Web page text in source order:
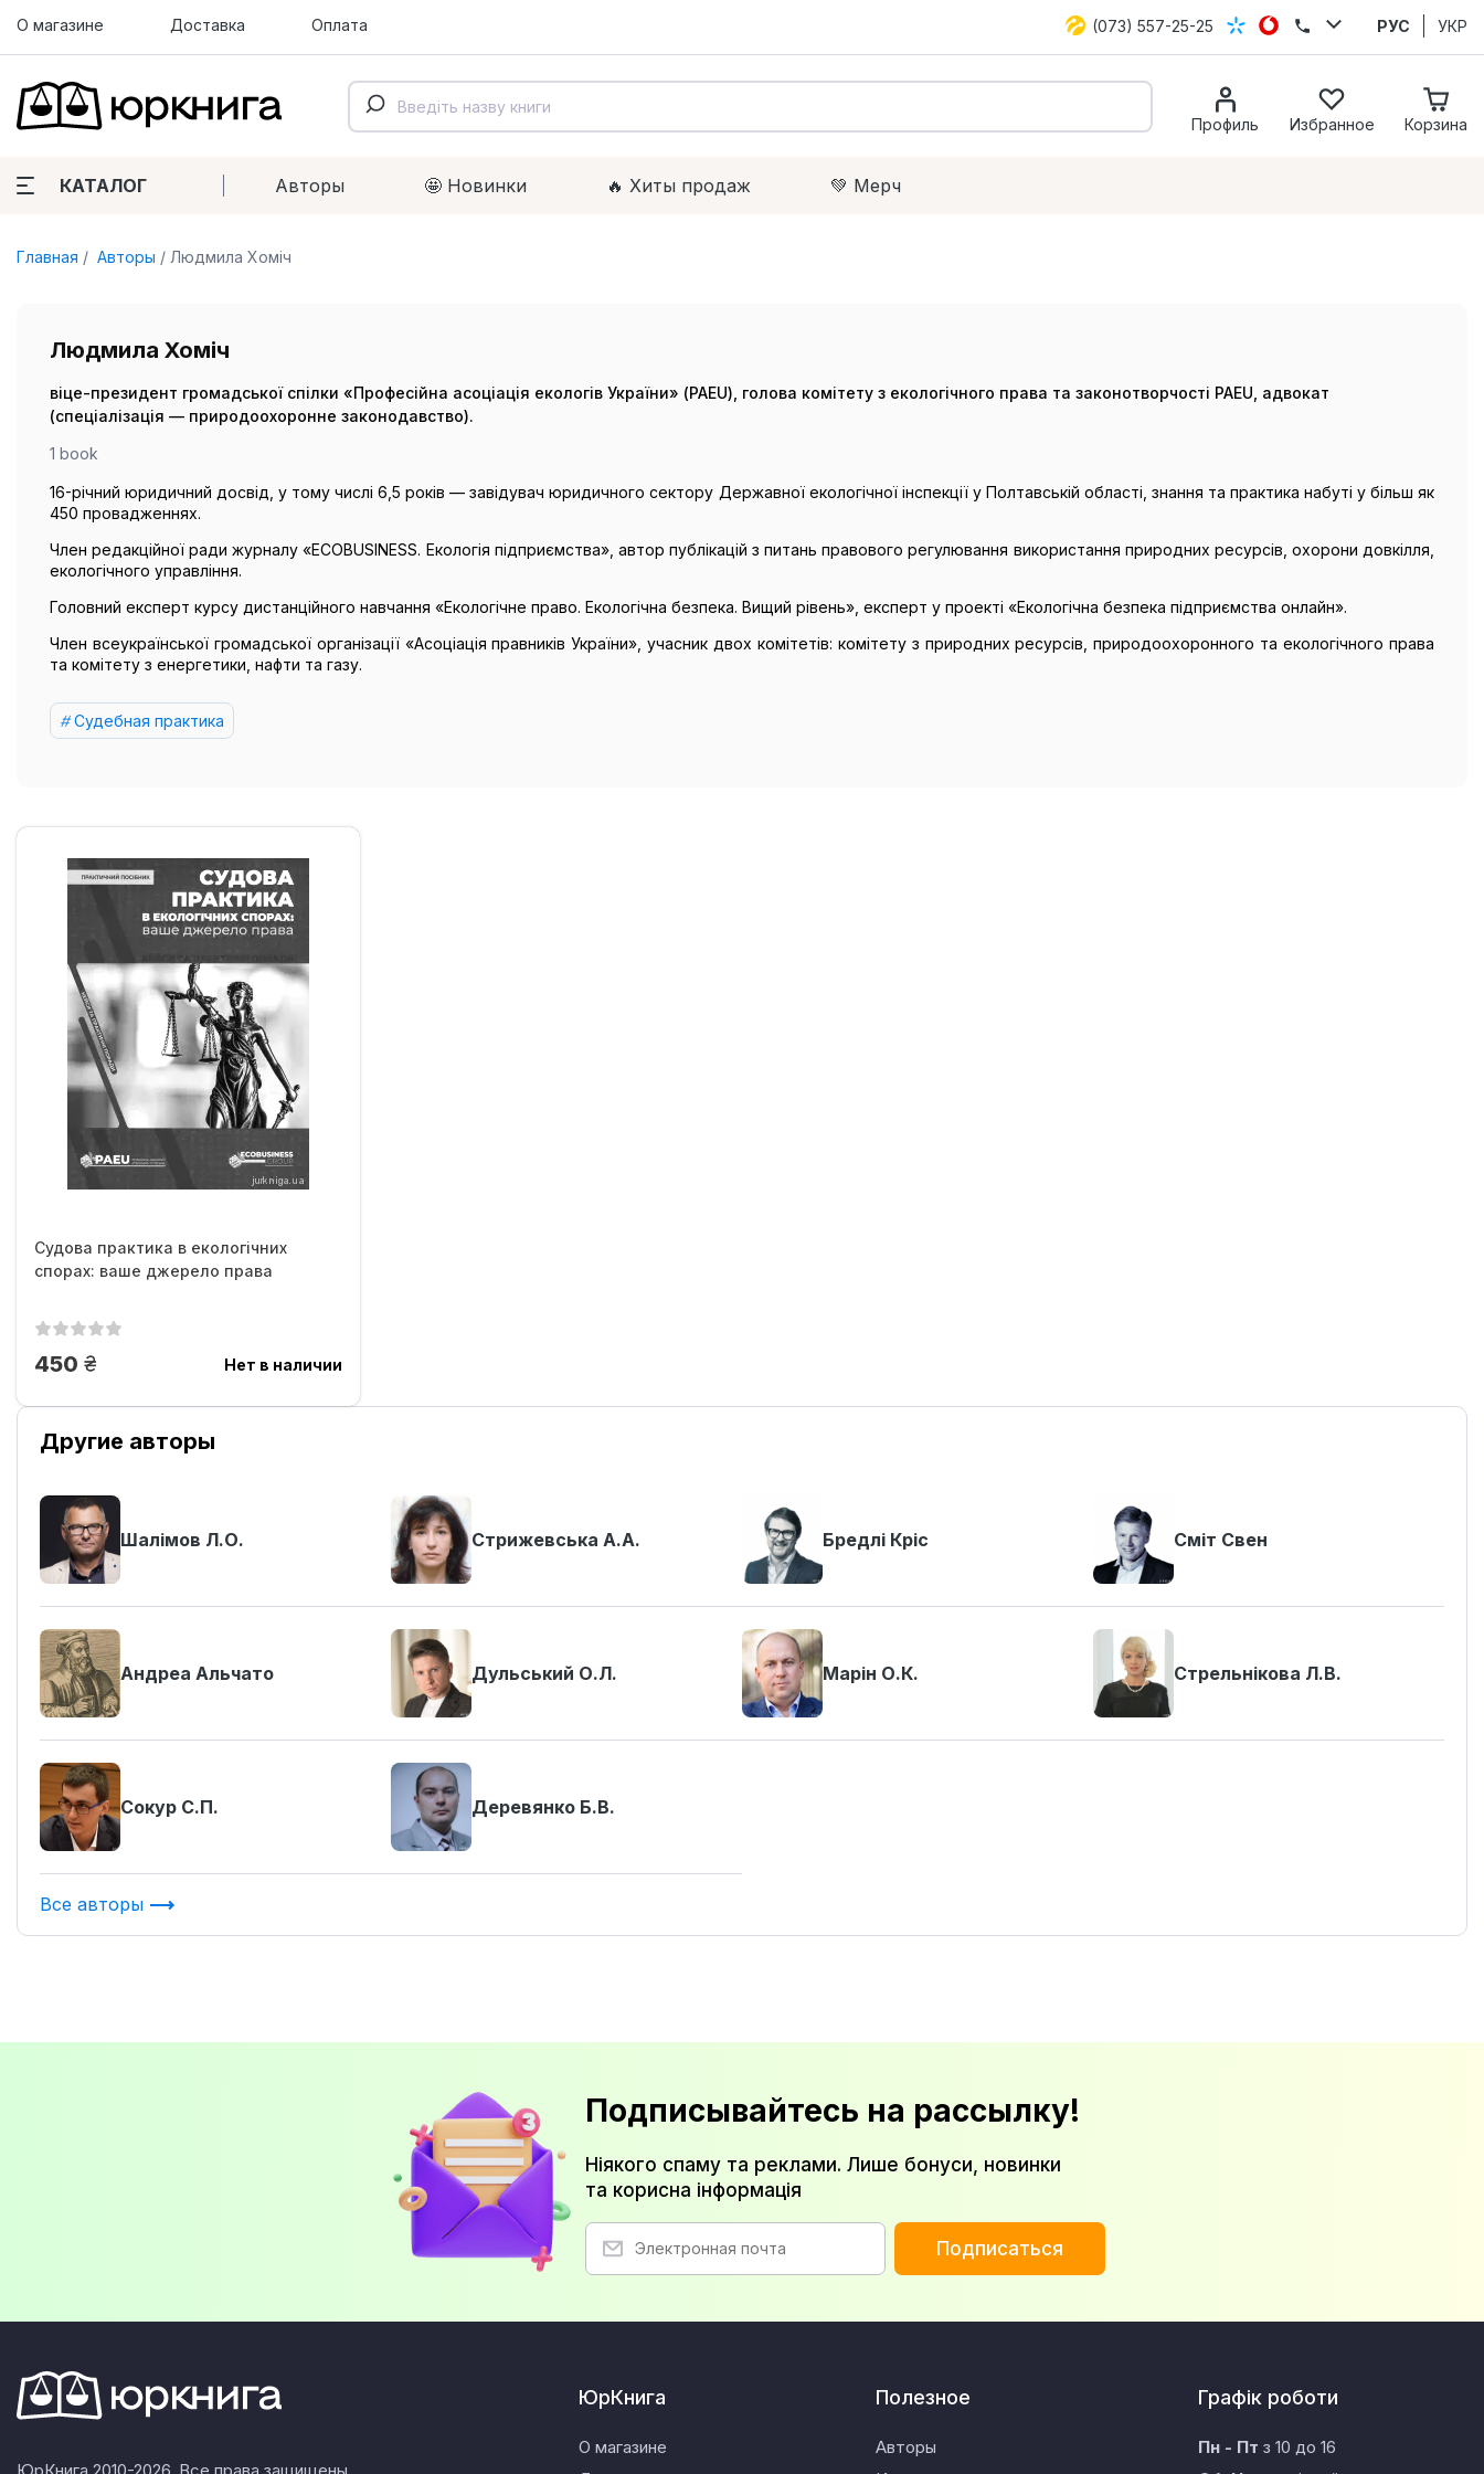
О магазине Доставка Оплата (073) 557-25-25 РУС УКР
Профиль Избранное Корзина
КАТАЛОГ Авторы 🤩 Новинки 🔥 Xиты продаж 💚 Мерч
Главная Авторы Людмила Хоміч
Людмила Хоміч
віце-президент громадської спілки «Професійна асоціація екологів України» (PAEU), голова комітету з екологічного права та законотворчості PAEU, адвокат
(спеціалізація — природоохоронне законодавство).
1 book
16-річний юридичний досвід, у тому числі 6,5 років — завідувач юридичного сектору Державної екологічної інспекції у Полтавській області, знання та практика набуті у більш як
450 провадженнях.
Член редакційної ради журналу «ECOBUSINESS. Екологія підприємства», автор публікацій з питань правового регулювання використання природних ресурсів, охорони довкілля,
екологічного управління.
Головний експерт курсу дистанційного навчання «Екологічне право. Екологічна безпека. Вищий рівень», експерт у проекті «Екологічна безпека підприємства онлайн».
Член всеукраїнської громадської організації «Асоціація правників України», учасник двох комітетів: комітету з природних ресурсів, природоохоронного та екологічного права
та комітету з енергетики, нафти та газу.
Судебная практика
Судова практика в екологічних
спорах: ваше джерело права
450 грн. Нет в наличии
Другие авторы
Шалімов Л.О. Стрижевська А.А. Бредлі Кріс Сміт Свен
Андреа Альчато Дульський О.Л. Марін О.К. Стрельнікова Л.В.
Сокур С.П. Деревянко Б.В.
Все авторы
Подписывайтесь на рассылку!
Ніякого спаму та реклами. Лише бонуси, новинки
та корисна інформація
Подписаться
ЮрКнига 2010-2026. Все права защищены.
ЮрКнига
О магазине
Полезное
Авторы
Графік роботи
Пн - Пт з 10 до 16